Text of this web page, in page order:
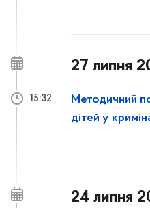
27 липня
Методичний
дітей у
15:32
24 липня